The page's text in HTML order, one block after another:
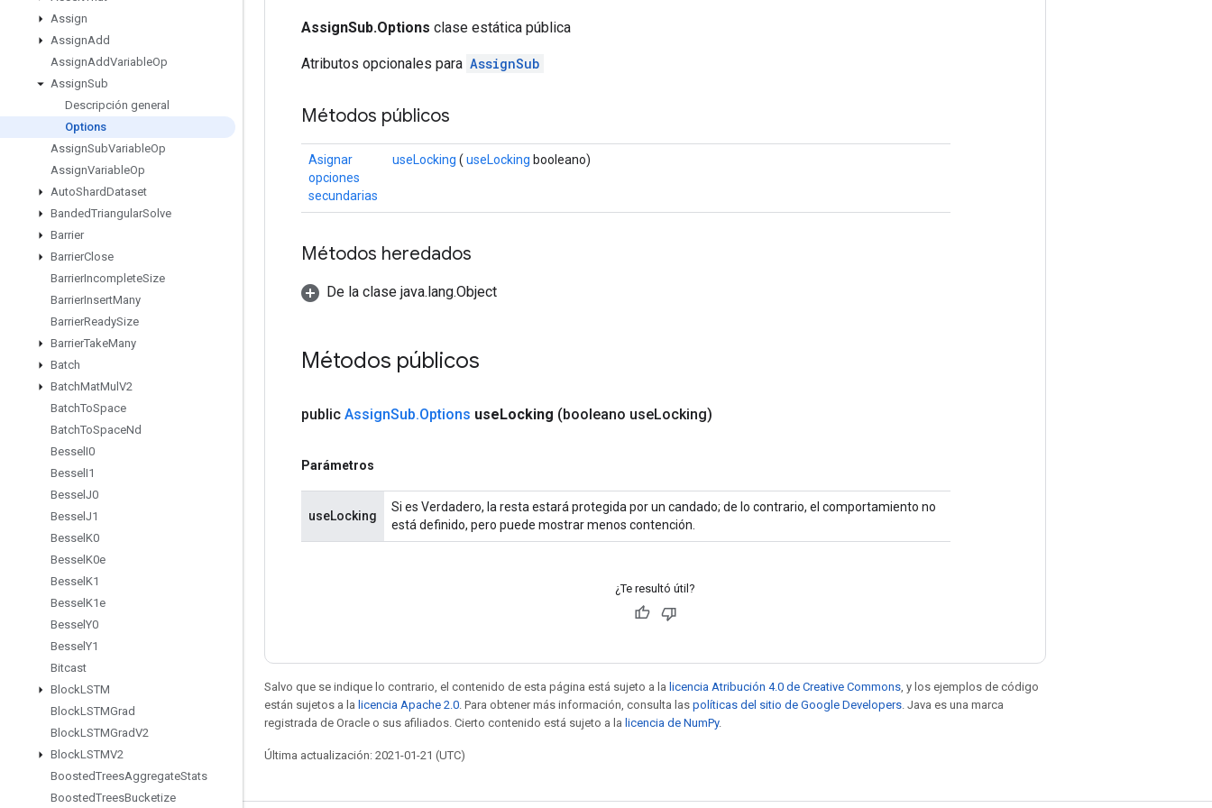
Assign
AssignAdd
AssignAddVariableOp
AssignSub
Descripción general
Options
AssignSubVariableOp
AssignVariableOp
AutoShardDataset
BandedTriangularSolve
Barrier
BarrierClose
BarrierIncompleteSize
BarrierInsertMany
BarrierReadySize
BarrierTakeMany
Batch
BatchMatMul V2
BatchToSpace
BatchToSpaceNd
Bessel I0
Bessel I1
Bessel J0
Bessel J1
Bessel K0
Bessel K0e
Bessel K1
Bessel K1e
Bessel Y0
Bessel Y1
Bitcast
BlockLSTM
BlockLSTMGrad
BlockLSTMGradV2
BlockLSTMV2
BoostedTreesAggregateStats
BoostedTreesBucketize
AssignSub.Options clase estática pública
Atributos opcionales para AssignSub
Métodos públicos
Asignar
opciones
secundarias
useLocking ( useLocking booleano)
Métodos heredados
De la clase java.lang.Object
Métodos públicos
public AssignSub.Options useLocking (booleano useLocking)
Parámetros
useLocking
Si es Verdadero, la resta estará protegida por un candado; de lo contrario, el comportamiento no
está definido, pero puede mostrar menos contención.
¿Te resultó útil?
Salvo que se indique lo contrario, el contenido de esta página está sujeto a la licencia Atribución 4.0 de Creative Commons , y los ejemplos de código
están sujetos a la licencia Apache 2.0 . Para obtener más información, consulta las políticas del sitio de Google Developers . Java es una marca
registrada de Oracle o sus afiliados. Cierto contenido está sujeto a la licencia de NumPy.
Última actualización: 2021-01-21 (UTC)